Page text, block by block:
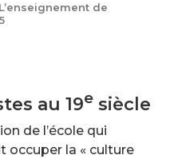
de
au 19e siècle
de l’école qui
occuper la « culture